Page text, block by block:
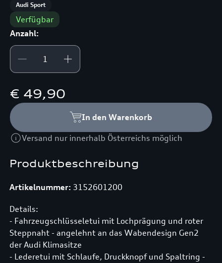
Produktbeschreibung
Artikelnummer: 3152601200
Details:
- Fahrzeugschlüsseletui mit Lochprägung und roter
Steppnaht - angelehnt an das Wabendesign Gen2
der Audi Klimasitze
- Lederetui mit Schlaufe, Druckknopf und Spaltring -
Audi Sport
Verfügbar
Anzahl:
€ 49,90
In den Warenkorb
Versand nur innerhalb Österreichs möglich